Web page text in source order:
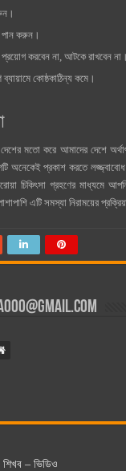
পান করুন।
করবেন না, আটকে রাখবেন না।
কোষ্ঠকাঠিন্য কমে।
দেশের মতো করে আমাদের দেশে
অনেকেই প্রকাশ করতে
চিকিৎসা গ্রহণের মাধ্যমে
এটি সমস্যা নিরাময়ের
শিখব – ভিডিও